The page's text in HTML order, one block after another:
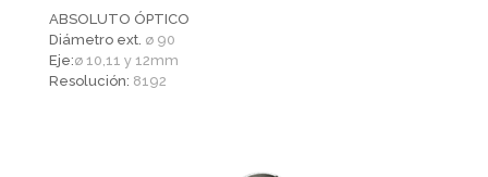
ABSOLUTO ÓPTICO
Diámetro ext. ø 90
Eje:ø 10,11 y 12mm
Resolución: 8192